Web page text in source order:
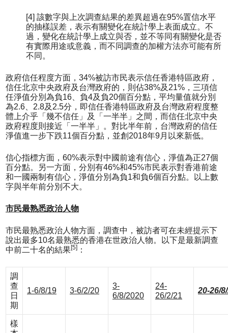
[4] 該數字與上次調查結果的差異超過在95%置信水平
的抽樣誤差，表示有關變化在統計學上表面成立。不
過，變化在統計學上成立與否，並不等同有關變化是否
有實際用途或意義，而不同調查的加權方法亦可能有所
不同。
政府信任程度方面，34%被訪市民表示信任香港特區政府，
信任北京中央政府及台灣政府的，則佔38%及21%，三項信
任淨值分別為負16、負4及負20個百分點，平均量值就分別
為2.6、2.8及2.5分，即信任香港特區政府及台灣政府程度整
體上介乎「幾不信任」及「一半半」之間，而信任北京中央
政府程度則接近「一半半」。對比半年前，台灣政府的信任
淨值進一步下跌11個百分點，並創2018年9月以來新低。
信心指標方面，60%表示對中國前途有信心，淨值為正27個
百分點。另一方面，分別有46%和45%市民表示對香港前途
和一國兩制有信心，淨值分別為負1和負6個百分點。以上數
字與半年前分別不大。
市民最熟悉政治人物
市民最熟悉政治人物方面，調查中，被訪者可在未經提示下
說出最多10名最熟悉的香港在世政治人物。以下是最新調查
中前二十名的結果[5] ：
調
查
日
期
1-6/8/19 3-6/2/20
3-
6/8/2020
24-
26/2/21
20-26/
樣